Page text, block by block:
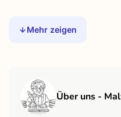
Mehr zeigen
Über uns -